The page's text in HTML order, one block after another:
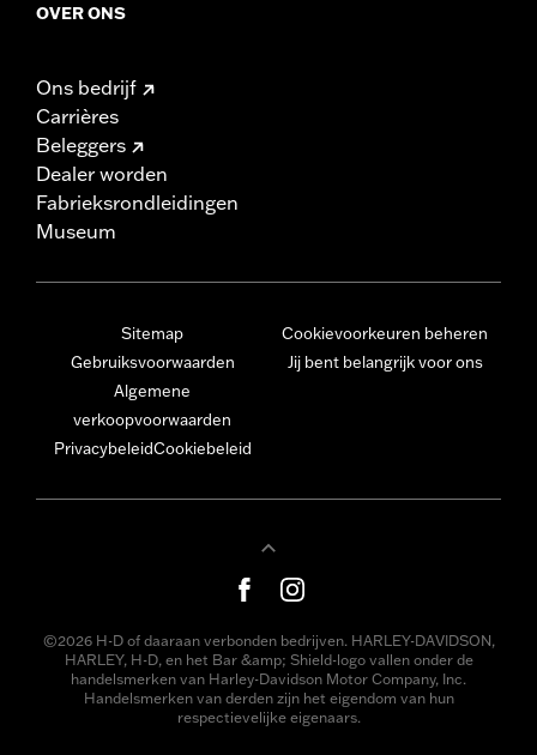
OVER ONS
Ons bedrijf
Carrières
Beleggers
Dealer worden
Fabrieksrondleidingen
Museum
Sitemap
Gebruiksvoorwaarden
Algemene
verkoopvoorwaarden
PrivacybeleidCookiebeleid
Cookievoorkeuren beheren
Jij bent belangrijk voor ons
©2026 H-D of daaraan verbonden bedrijven. HARLEY-DAVIDSON,
HARLEY, H-D, en het Bar &amp; Shield-logo vallen onder de
handelsmerken van Harley-Davidson Motor Company, Inc.
Handelsmerken van derden zijn het eigendom van hun
respectievelijke eigenaars.